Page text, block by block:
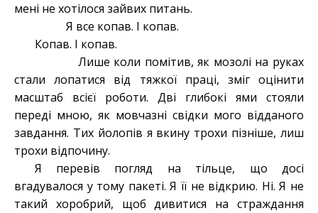
мені не хотілося зайвих питань.
Я все копав. І копав.
Копав. І копав.
Лише коли помітив, як мозолі на руках
стали лопатися від тяжкої праці, зміг оцінити
масштаб всієї роботи. Дві глибокі ями стояли
переді мною, як мовчазні свідки мого відданого
завдання. Тих йолопів я вкину трохи пізніше, лиш
трохи відпочину.
Я перевів погляд на тільце, що досі
вгадувалося у тому пакеті. Я її не відкрию. Ні. Я не
такий хоробрий, щоб дивитися на страждання